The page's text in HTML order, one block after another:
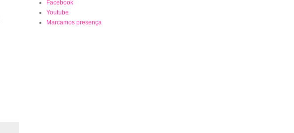
Facebook
Youtube
Marcamos presença